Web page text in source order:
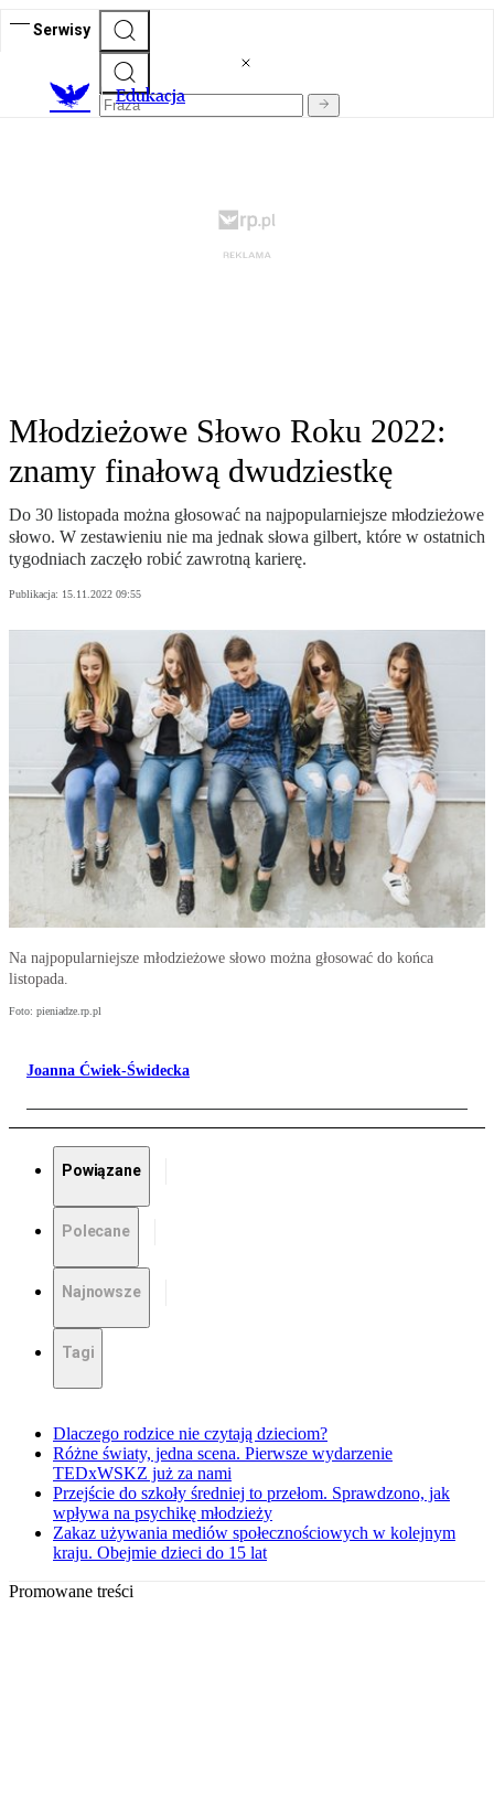
Serwisy
Edukacja
Młodzieżowe Słowo Roku 2022:
znamy finałową dwudziestkę
Do 30 listopada można głosować na najpopularniejsze młodzieżowe
słowo. W zestawieniu nie ma jednak słowa gilbert, które w ostatnich
tygodniach zaczęło robić zawrotną karierę.
Publikacja: 15.11.2022 09:55
Na najpopularniejsze młodzieżowe słowo można głosować do końca
listopada.
Foto: pieniadze.rp.pl
Joanna Ćwiek-Świdecka
Powiązane
Polecane
Najnowsze
Tagi
Dlaczego rodzice nie czytają dzieciom?
Różne światy, jedna scena. Pierwsze wydarzenie
TEDxWSKZ już za nami
Przejście do szkoły średniej to przełom. Sprawdzono, jak
wpływa na psychikę młodzieży
Zakaz używania mediów społecznościowych w kolejnym
kraju. Obejmie dzieci do 15 lat
Promowane treści